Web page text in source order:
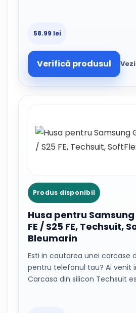
58.99 lei
Verifică produsul
Produs disponibil
Husa pentru Samsung
FE / S25 FE, Techsuit,
Bleumarin
Esti in cautarea unei carcase
pentru telefonul tau? Ai venit
Carcasa din silicon Techsuit